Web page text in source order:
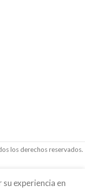
los derechos reservados.
experiencia en